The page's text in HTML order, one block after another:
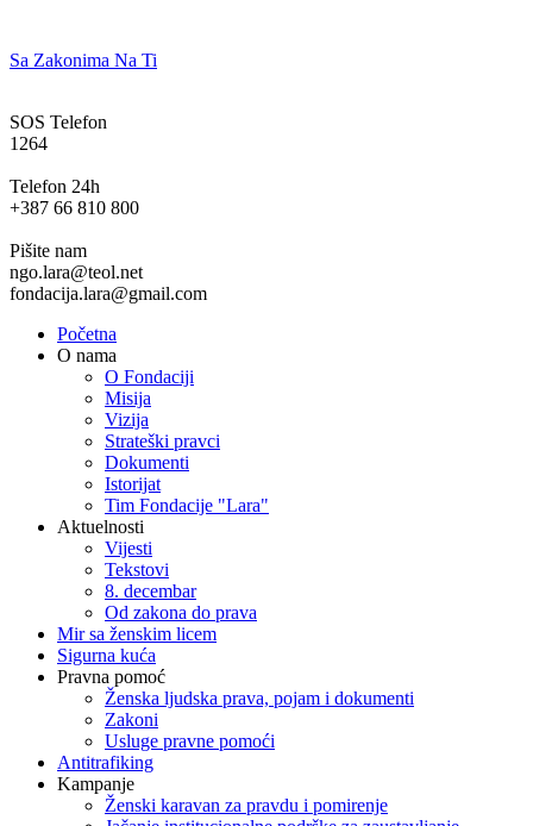
Sa Zakonima Na Ti
SOS Telefon
1264
Telefon 24h
+387 66 810 800
Pišite nam
ngo.lara@teol.net
fondacija.lara@gmail.com
Početna
O nama
O Fondaciji
Misija
Vizija
Strateški pravci
Dokumenti
Istorijat
Tim Fondacije "Lara"
Aktuelnosti
Vijesti
Tekstovi
8. decembar
Od zakona do prava
Mir sa ženskim licem
Sigurna kuća
Pravna pomoć
Ženska ljudska prava, pojam i dokumenti
Zakoni
Usluge pravne pomoći
Antitrafiking
Kampanje
Ženski karavan za pravdu i pomirenje